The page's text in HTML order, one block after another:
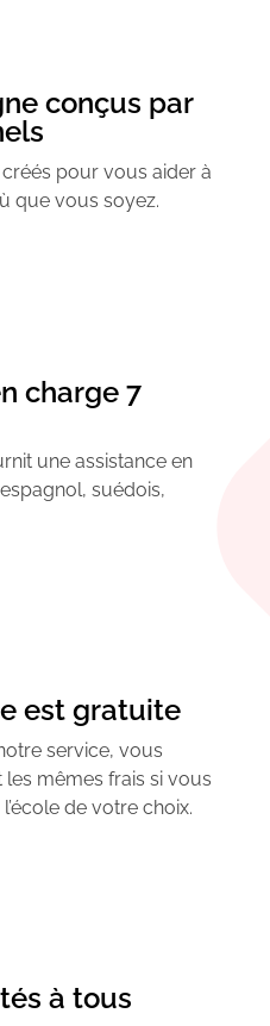
conçus par
pour vous aider à
que vous soyez.
charge 7
une assistance en
suédois,
est gratuite
service, vous
mêmes frais si vous
de votre choix.
à tous